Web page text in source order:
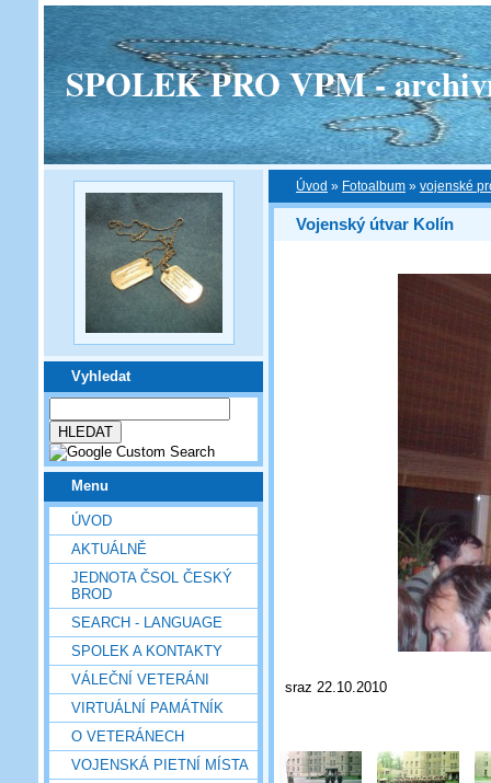
SPOLEK PRO VPM -
Vyhledat
Menu
ÚVOD
AKTUÁLNĚ
JEDNOTA ČSOL ČESKÝ
BROD
SEARCH - LANGUAGE
SPOLEK A KONTAKTY
VÁLEČNÍ VETERÁNI
VIRTUÁLNÍ PAMÁTNÍK
O VETERÁNECH
VOJENSKÁ PIETNÍ MÍSTA
Úvod » Fotoalbum » vojenské
Vojenský útvar Kolín
sraz 22.10.2010